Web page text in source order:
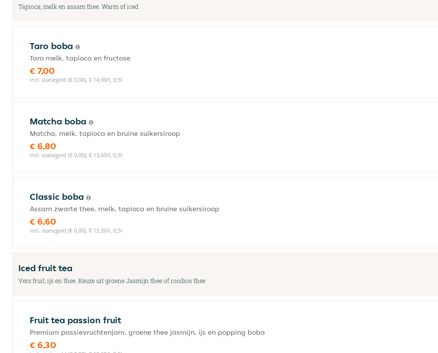
Tapioca, melk en assam thee. Warm of iced
Taro boba
Taro melk, tapioca en fructose
€ 7,00
incl. statiegeld (€ 0,00), € 14,00/l, 0,5l
Matcha boba
Matcha, melk, tapioca en bruine suikersiroop
€ 6,80
incl. statiegeld (€ 0,00), € 13,60/l, 0,5l
Classic boba
Assam zwarte thee, melk, tapioca en bruine suikersiroop
€ 6,60
incl. statiegeld (€ 0,00), € 13,20/l, 0,5l
Iced fruit tea
Vers fruit, ijs en thee. Keuze uit groene Jasmijn thee of rooibos thee
Fruit tea passion fruit
Premium passievruchtenjam, groene thee jasmijn, ijs en popping boba
€ 6,30